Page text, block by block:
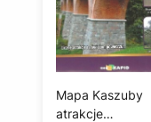
Mapa Kaszuby
atrakcje